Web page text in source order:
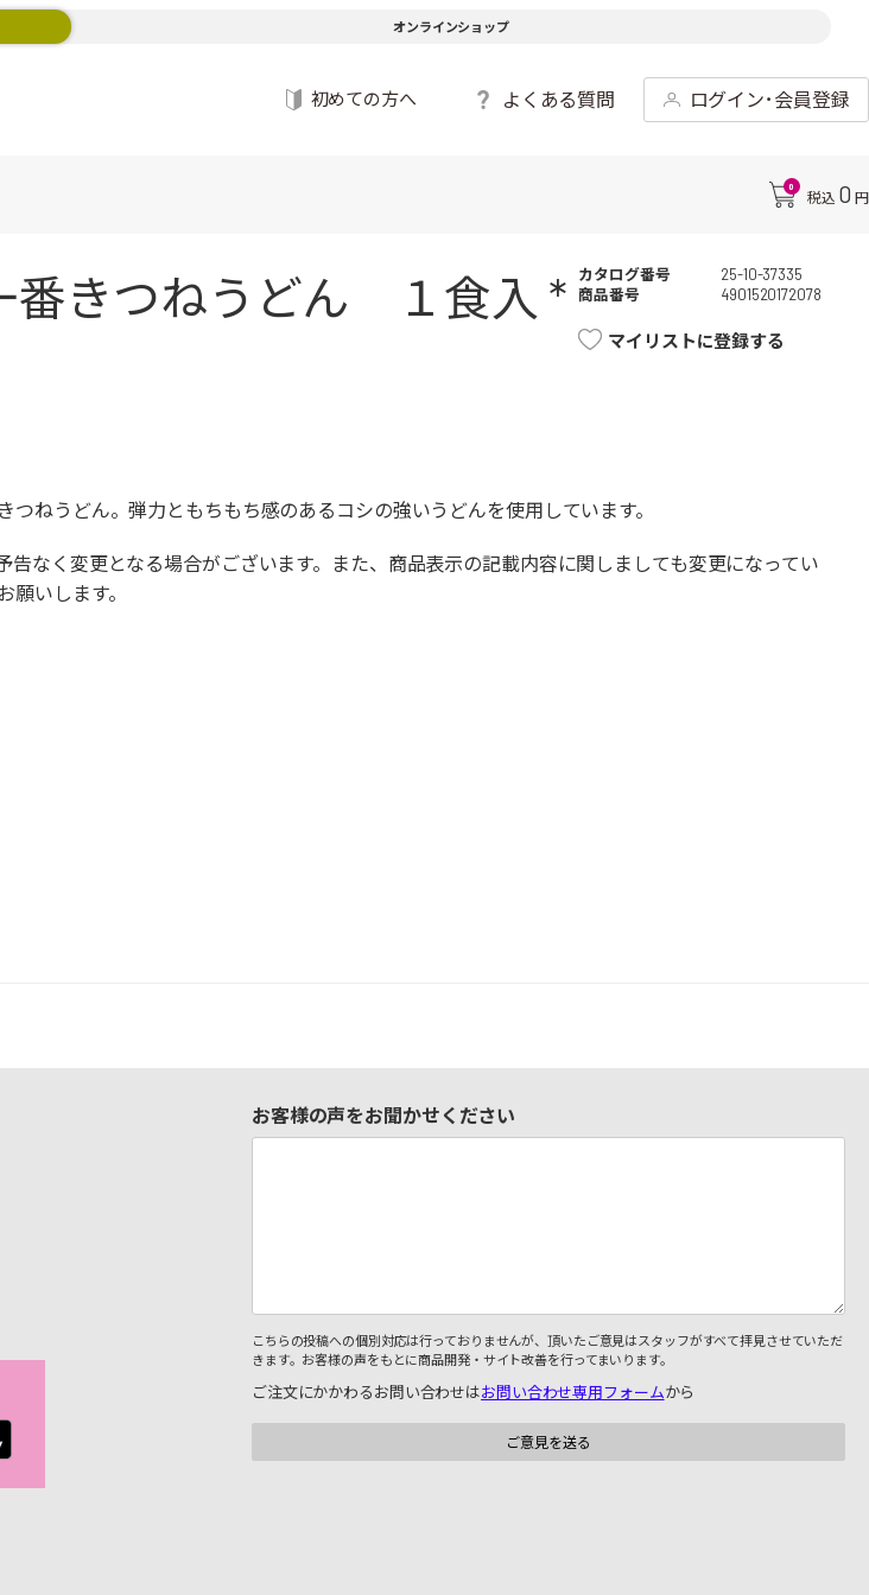
オンラインショップ
初めての方へ よくある質問 ログイン･会員登録
0
税込 0 円
きつねうどん １食入 * カタログ番号
25-10-37335
商品番号
4901520172078
マイリストに登録する
ねうどん。弾力ともちもち感のあるコシの強いうどんを使用しています。
なく変更となる場合がございます。また、商品表示の記載内容に関しましても変更になってい
いします。
お客様の声をお聞かせください
こちらの投稿への個別対応は行っておりませんが、頂いたご意見はスタッフがすべて拝見させていただ
きます。お客様の声をもとに商品開発・サイト改善を行ってまいります。
ご注文にかかわるお問い合わせはお問い合わせ専用フォームから